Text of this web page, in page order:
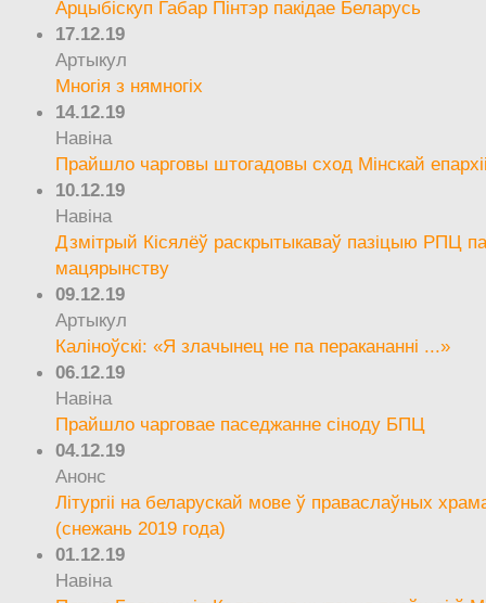
Арцыбіскуп Габар Пінтэр пакідае Беларусь
17.12.19
Артыкул
Многія з нямногіх
14.12.19
Навіна
Прайшло чарговы штогадовы сход Мінскай
10.12.19
Навіна
Дзмітрый Кісялёў раскрытыкаваў пазіцыю РПЦ
мацярынству
09.12.19
Артыкул
Каліноўскі: «Я злачынец не па перакананні ...»
06.12.19
Навіна
Прайшло чарговае паседжанне сіноду БПЦ
04.12.19
Анонс
Літургіі на беларускай мове ў праваслаўных
(снежань 2019 года)
01.12.19
Навіна